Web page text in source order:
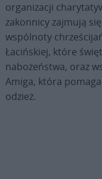
organizacji
zakonnicy zajmują
wspólnoty
Łacińskiej, które
nabożeństwa, oraz
Amiga, która
odzież.